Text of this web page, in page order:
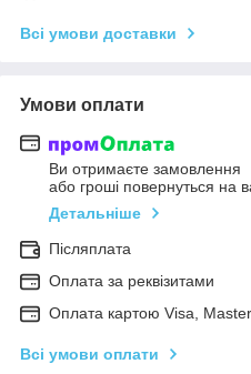
Всі умови доставки
Умови оплати
Ви отримаєте замовлення
або гроші повернуться на
Детальніше
Післяплата
Оплата за реквізитами
Оплата картою Visa,
Всі умови оплати